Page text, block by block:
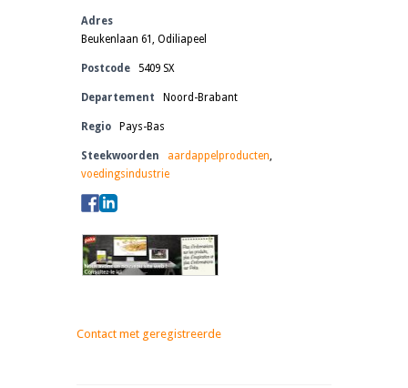
Adres
Beukenlaan 61, Odiliapeel
Postcode 5409 SX
Departement Noord-Brabant
Regio Pays-Bas
Steekwoorden aardappelproducten,
voedingsindustrie
Contact met geregistreerde